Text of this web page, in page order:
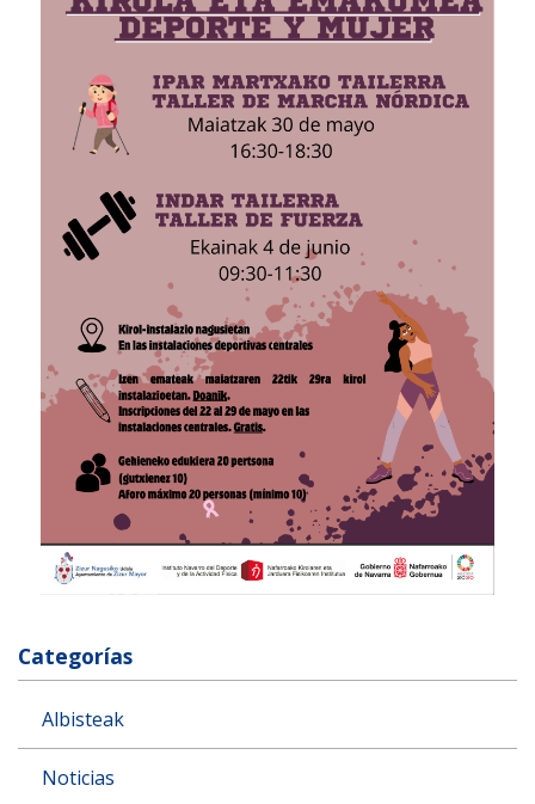
Categorías
Albisteak
Noticias